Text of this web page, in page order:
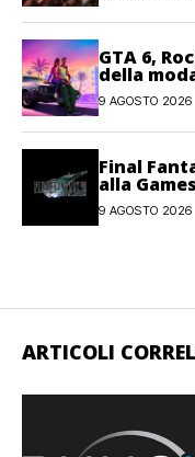
GTA 6,
della
player
9 AGOSTO 2026
Final
alla
9 AGOSTO 2026
ARTICOLI